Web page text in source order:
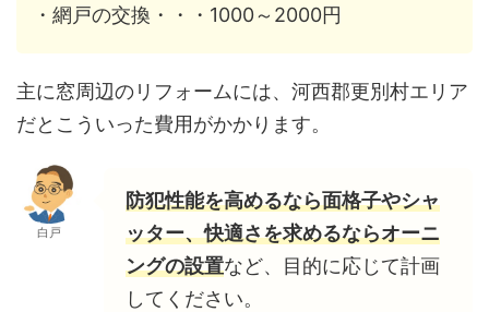
・網戸の交換・・・1000～2000円
主に窓周辺のリフォームには、河西郡更別村エリア
だとこういった費用がかかります。
白戸
防犯性能を高めるなら面格子やシャ
ッター、快適さを求めるならオーニ
ングの設置など、目的に応じて計画
してください。